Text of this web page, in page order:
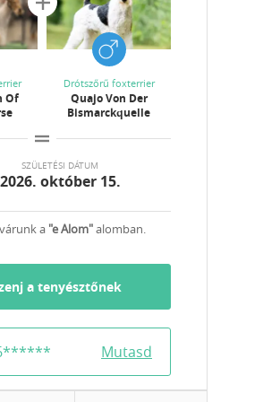
Of
Drótszőrű foxterrier
Quajo Von Der
Bismarckquelle
SZÜLETÉSI DÁTUM
2026. október 15.
a "e Alom"alomban.
a tenyésztőnek
****** Mutasd